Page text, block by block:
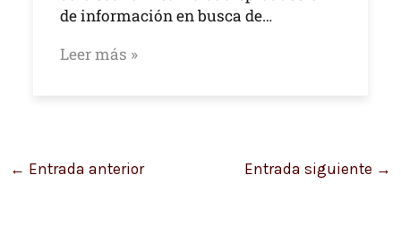
de información en busca de…
Leer más »
← Entrada anterior Entrada siguiente →